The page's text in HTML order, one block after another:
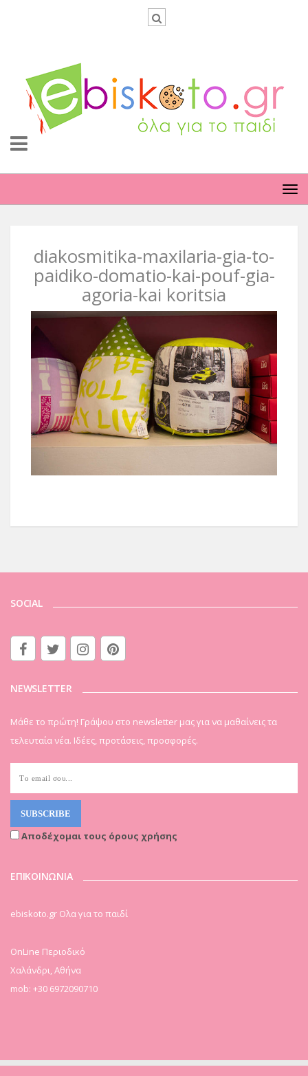
diakosmitika-maxilaria-gia-to-
paidiko-domatio-kai-pouf-gia-
agoria-kai koritsia
SOCIAL
NEWSLETTER
Μάθε το πρώτη! Γράψου στο newsletter μας για να μαθαίνεις τα
τελευταία νέα. Ιδέες, προτάσεις, προσφορές.
Αποδέχομαι τους όρους χρήσης
ΕΠΙΚΟΙΝΩΝΙΑ
ebiskoto.gr Ολα για το παιδί
OnLine Περιοδικό
Χαλάνδρι, Αθήνα
mob: +30 6972090710